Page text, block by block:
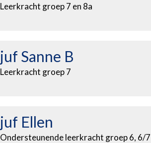
Leerkracht groep 7 en 8a
juf Sanne B
Leerkracht groep 7
juf Ellen
Ondersteunende leerkracht groep 6, 6/7